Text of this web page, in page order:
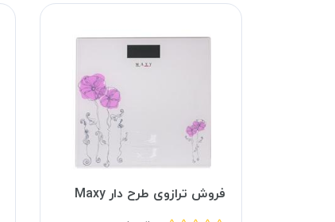
فروش ترازوی طرح دار Maxy